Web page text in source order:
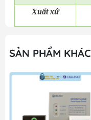
Xuất xứ
SẢN PHẨM KHÁC